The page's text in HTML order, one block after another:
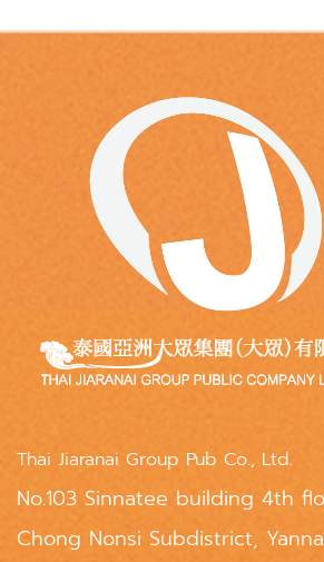
Thai Jiaranai Group Pub Co., Ltd.
No.103 Sinnatee building 4th
Chong Nonsi Subdistrict,